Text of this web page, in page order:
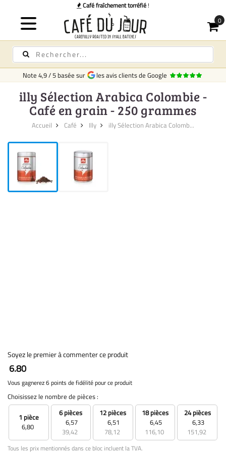
Note 4,9/5 basée sur les avis clients de Google
illy Sélection Arabica Colombie -
Café en grain - 250 grammes
Accueil Café Illy illy Sélection Arabica Colomb...
Soyez le premier à commenter ce produit
6.80
Vous gagnerez 6 points de fidélité pour ce produit
Choisissez le nombre de pièces :
1 pièce
6,80
6 pièces
6,57
39,42
12 pièces
6,51
78,12
18 pièces
6,45
116,10
24 pièces
6,33
151,92
Tous les prix mentionnés dans ce bloc incluent la TVA.